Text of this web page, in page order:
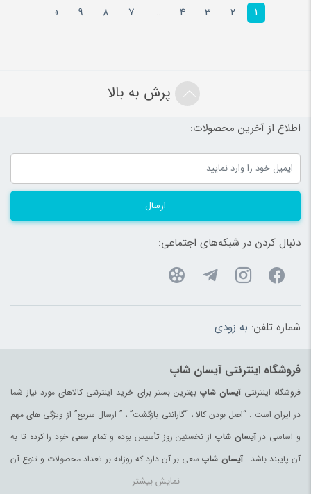
1
2
3
4
…
7
8
9
»
پرش به بالا
اطلاع از آخرین محصولات:
ارسال
دنبال کردن در شبکه‌های اجتماعی:
شماره تلفن: به زودی
فروشگاه اینترنتی آیسان شاپ
فروشگاه اینترنتیآیسان شاپبهترین بستر برای خرید اینترنتی کالاهای مورد نیاز شما
در ایران است . “اصل بودن کالا ، “گارانتی بازگشت” ، ” ارسال سریع” از ویژگی های مهم
و اساسی درآیسان شاپ از نخستین روز تأسیس بوده و تمام سعی خود را کرده تا به
آن پایبند باشد .آیسان شاپ سعی بر آن دارد که روزانه بر تعداد محصولات و تنوع آن
بیفزاید تا بتواند نیاز همه ی افراد با هر نوع سلیقه را در خرید محصولات اینترنتی مرتفع
نمایش بیشتر